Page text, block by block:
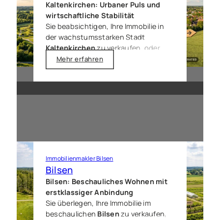
Kaltenkirchen: Urbaner Puls und
wirtschaftliche Stabilität
Sie beabsichtigen, Ihre Immobilie in
der wachstumsstarken Stadt
Kaltenkirchenzu verkaufen, oder
benötigen eine fundierte
Marktwerteinschätzung? In einem
Umfeld, das sich so dynamisch
klassischen Stadthaus – effizient und
wertsteigernd am Markt zu platzieren.
Mehr erfahren
Immobilienmakler Bilsen
Bilsen
Bilsen: Beschauliches Wohnen mit
erstklassiger Anbindung
Sie überlegen, Ihre Immobilie im
beschaulichen Bilsenzu verkaufen,